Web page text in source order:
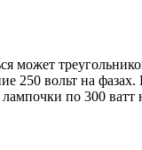
может
250 вольт на
по 300